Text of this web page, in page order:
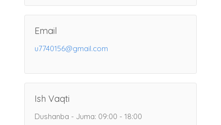
Email
u7740156@gmail.com
Ish Vaqti
Dushanba - Juma: 09:00 - 18:00